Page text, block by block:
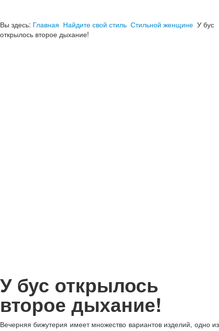
Вы здесь: Главная Найдите свой стиль Стильной женщине У бус
открылось второе дыхание!
У бус открылось
второе дыхание!
Вечерняя бижутерия имеет множество вариантов изделий, одно из